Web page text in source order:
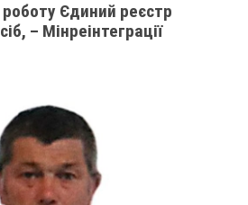
роботу Єдиний реєстр
– Мінреінтеграції